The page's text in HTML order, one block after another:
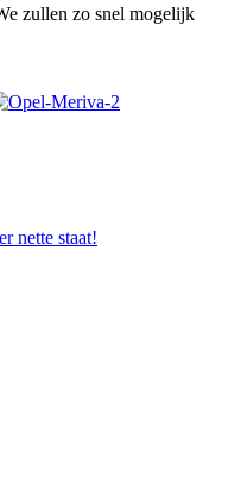
zullen zo snel mogelijk
nette staat!